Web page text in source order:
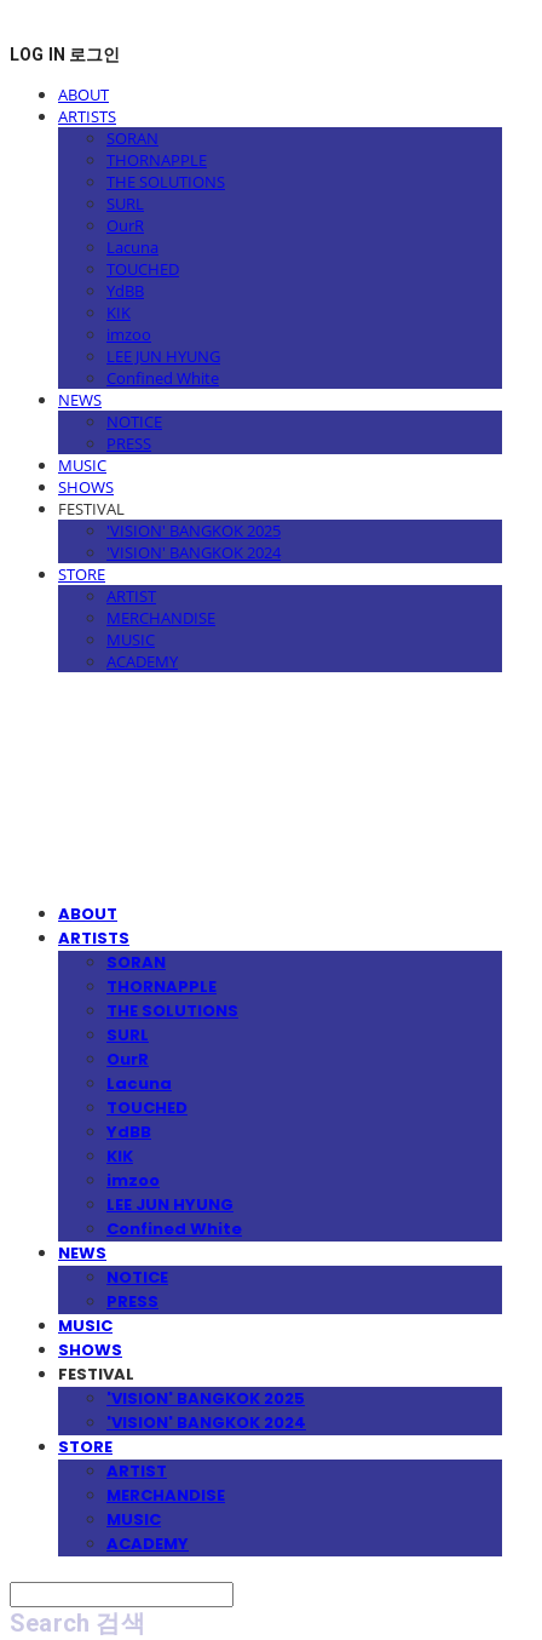
LOG IN 로그인
ABOUT
ARTISTS
SORAN
THORNAPPLE
THE SOLUTIONS
SURL
OurR
Lacuna
TOUCHED
YdBB
KIK
imzoo
LEE JUN HYUNG
Confined White
NEWS
NOTICE
PRESS
MUSIC
SHOWS
FESTIVAL
'VISION' BANGKOK 2025
'VISION' BANGKOK 2024
STORE
ARTIST
MERCHANDISE
MUSIC
ACADEMY
ABOUT
ARTISTS
SORAN
THORNAPPLE
THE SOLUTIONS
SURL
OurR
Lacuna
TOUCHED
YdBB
KIK
imzoo
LEE JUN HYUNG
Confined White
NEWS
NOTICE
PRESS
MUSIC
SHOWS
FESTIVAL
'VISION' BANGKOK 2025
'VISION' BANGKOK 2024
STORE
ARTIST
MERCHANDISE
MUSIC
ACADEMY
Search 검색